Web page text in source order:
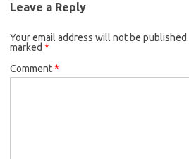
Leave a Reply
Your email address will not be published.
marked *
Comment*